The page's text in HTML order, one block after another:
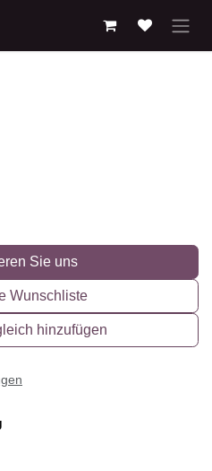
Sie uns
hinzufügen
Wunschliste